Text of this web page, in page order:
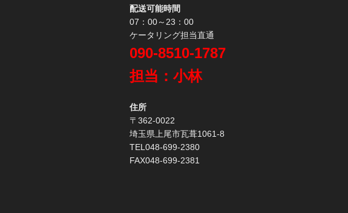
配送可能時間
07：00～23：00
ケータリング担当直通
090-8510-1787
担当：小林
住所
〒362-0022
埼玉県上尾市瓦葺1061-8
TEL048-699-2380
FAX048-699-2381